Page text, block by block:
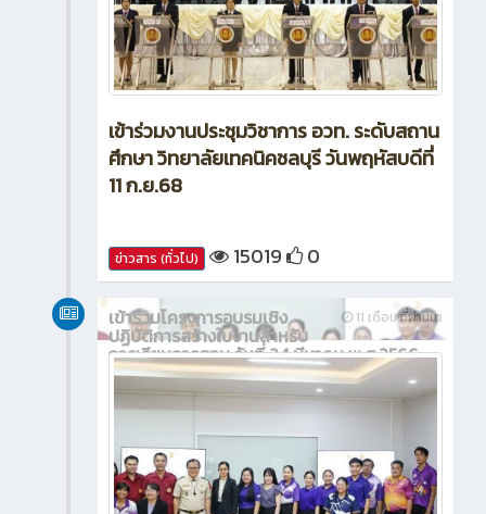
เข้าร่วมงานประชุมวิชาการ อวท. ระดับสถาน
ศึกษา วิทยาลัยเทคนิคชลบุรี วันพฤหัสบดีที่
11 ก.ย.68
ข่าวสาร (ทั่วไป) 15019 0
11 เดือน ที่ผ่านมา
เข้าร่วมโครงการอบรมเชิง
ปฏิบัติการสร้างใบงานสำหรับ
การเรียนการสอน วันที่ 24 มีนาคม พ.ศ.2566